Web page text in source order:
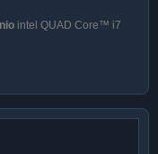
intel QUAD Core™ i7